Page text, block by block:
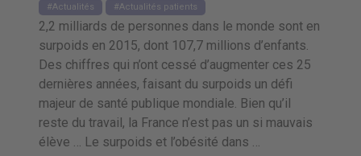
Actualités Actualités patients
2,2 milliards de personnes dans le monde sont en
surpoids en 2015, dont 107,7 millions d’enfants.
Des chiffres qui n’ont cessé d’augmenter ces 25
dernières années, faisant du surpoids un défi
majeur de santé publique mondiale. Bien qu’il
reste du travail, la France n’est pas un si mauvais
élève … Le surpoids et l’obésité dans …